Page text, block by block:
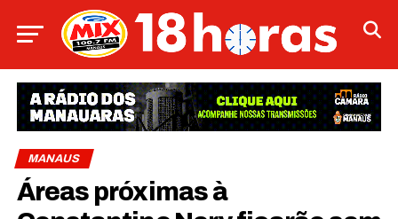
MANAUS
Áreas próximas à